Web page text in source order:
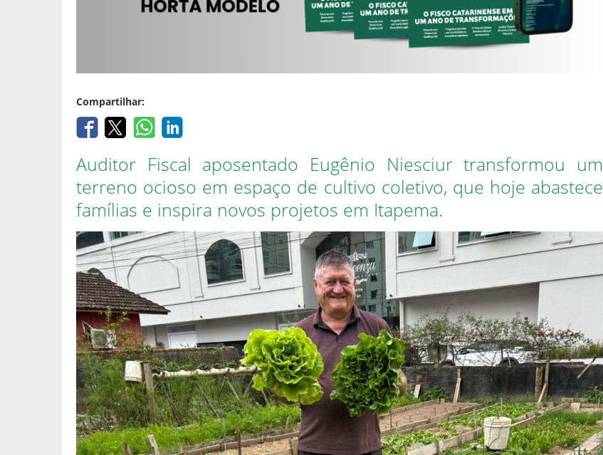
Compartilhar:
Auditor Fiscal aposentado Eugênio Niesciur transformou um
terreno ocioso em espaço de cultivo coletivo, que hoje abastece
famílias e inspira novos projetos em Itapema.